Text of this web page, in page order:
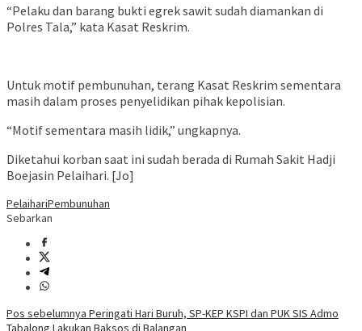
“Pelaku dan barang bukti egrek sawit sudah diamankan di
Polres Tala,” kata Kasat Reskrim.
Untuk motif pembunuhan, terang Kasat Reskrim sementara
masih dalam proses penyelidikan pihak kepolisian.
“Motif sementara masih lidik,” ungkapnya.
Diketahui korban saat ini sudah berada di Rumah Sakit Hadji
Boejasin Pelaihari. [Jo]
PelaihariPembunuhan
Sebarkan
Navigasi
Pos sebelumnya Peringati Hari Buruh, SP-KEP KSPI dan PUK SIS Admo
Tabalong Lakukan Baksos di Balangan